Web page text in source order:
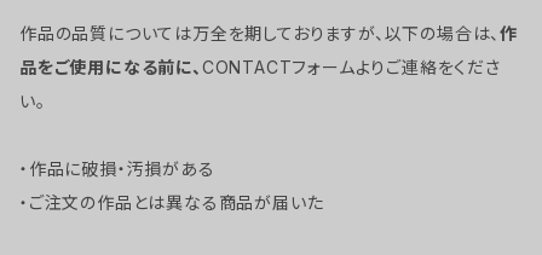
作品の品質については万全を期しておりますが、以下の場合は、作
品をご使用になる前に、 CONTACTフォームよりご連絡をくださ
い。
・作品に破損・汚損がある
・ご注文の作品とは異なる商品が届いた